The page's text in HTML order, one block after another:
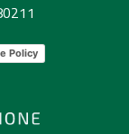
Policy